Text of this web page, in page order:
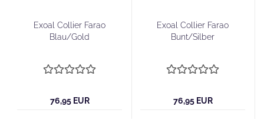
Exoal Collier Farao
Blau/Gold
76,95 EUR
Exoal Collier Farao
Bunt/Silber
76,95 EUR